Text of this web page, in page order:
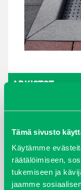
Tämä sivusto
Käytämme
räätälöimiseen,
tukemiseen ja
jaamme
ARKISTOT
maaliskuu
elokuu 2024
syyskuu 2023
joulukuu 2022